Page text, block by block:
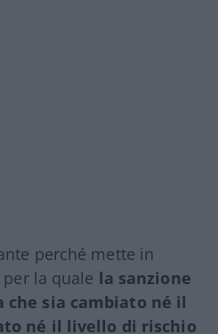
perché mette in
la quale la sanzione
che sia cambiato né il
né il livello di rischio